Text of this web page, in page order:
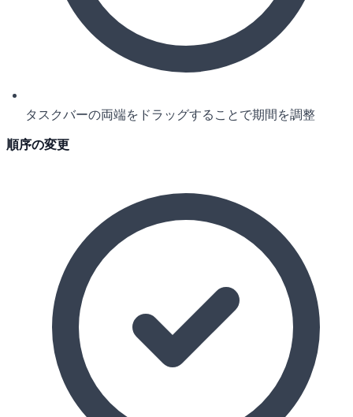
タスクバーの両端をドラッグすることで期間を調整
順序の変更